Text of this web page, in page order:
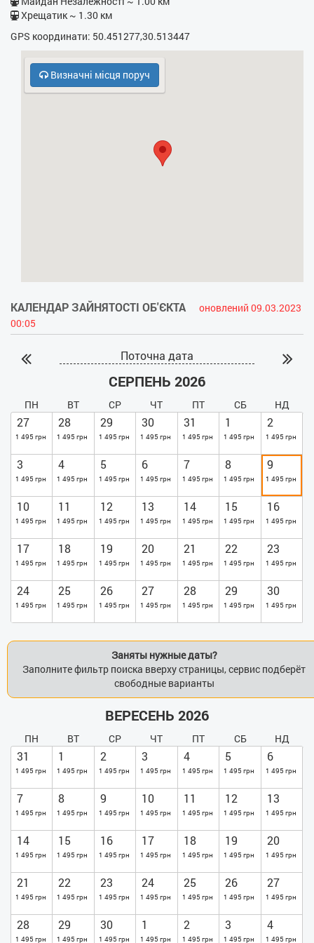
- Фен
- Електрочайник
Хрещатик ~ 1.30 км
GPS координати: 50.451277,30.513447
Визначні місця поруч
КАЛЕНДАР ЗАЙНЯТОСТІ ОБ'ЄКТА
оновлений 09.03.2023
00:05
Поточна дата
СЕРПЕНЬ 2026
ПН ВТ СР ЧТ ПТ СБ НД
27
1 495 грн
28
1 495 грн
29
1 495 грн
30
1 495 грн
31
1 495 грн
1
1 495 грн
2
1 495 грн
3
1 495 грн
4
1 495 грн
5
1 495 грн
6
1 495 грн
7
1 495 грн
8
1 495 грн
9
1 495 грн
10
1 495 грн
11
1 495 грн
12
1 495 грн
13
1 495 грн
14
1 495 грн
15
1 495 грн
16
1 495 грн
17
1 495 грн
18
1 495 грн
19
1 495 грн
20
1 495 грн
21
1 495 грн
22
1 495 грн
23
1 495 грн
24
1 495 грн
25
1 495 грн
26
1 495 грн
27
1 495 грн
28
1 495 грн
29
1 495 грн
30
1 495 грн
Заняты нужные даты?
Заполните фильтр поиска вверху страницы, сервис подберёт
свободные варианты
ВЕРЕСЕНЬ 2026
ПН ВТ СР ЧТ ПТ СБ НД
31
1 495 грн
1
1 495 грн
2
1 495 грн
3
1 495 грн
4
1 495 грн
5
1 495 грн
6
1 495 грн
7
1 495 грн
8
1 495 грн
9
1 495 грн
10
1 495 грн
11
1 495 грн
12
1 495 грн
13
1 495 грн
14
1 495 грн
15
1 495 грн
16
1 495 грн
17
1 495 грн
18
1 495 грн
19
1 495 грн
20
1 495 грн
21
1 495 грн
22
1 495 грн
23
1 495 грн
24
1 495 грн
25
1 495 грн
26
1 495 грн
27
1 495 грн
28
1 495 грн
29
1 495 грн
30
1 495 грн
1
1 495 грн
2
1 495 грн
3
1 495 грн
4
1 495 грн